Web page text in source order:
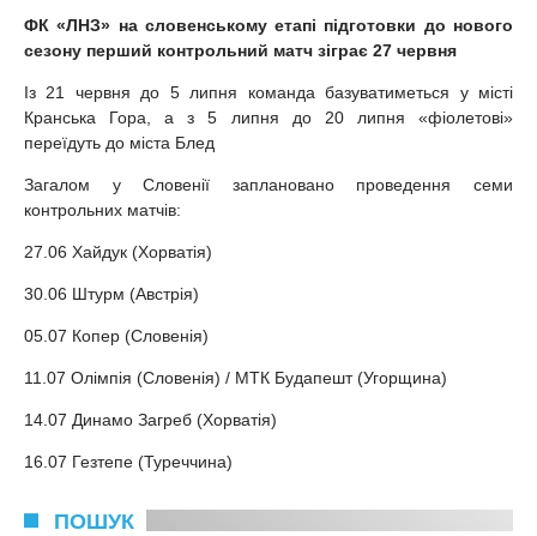
ФК «ЛНЗ» на словенському етапі підготовки до нового
сезону перший контрольний матч зіграє 27 червня
Із 21 червня до 5 липня команда базуватиметься у місті
Кранська Гора, а з 5 липня до 20 липня «фіолетові»
переїдуть до міста Блед
Загалом у Словенії заплановано проведення семи
контрольних матчів:
27.06 Хайдук (Хорватія)
30.06 Штурм (Австрія)
05.07 Копер (Словенія)
11.07 Олімпія (Словенія) / МТК Будапешт (Угорщина)
14.07 Динамо Загреб (Хорватія)
16.07 Гезтепе (Туреччина)
ПОШУК